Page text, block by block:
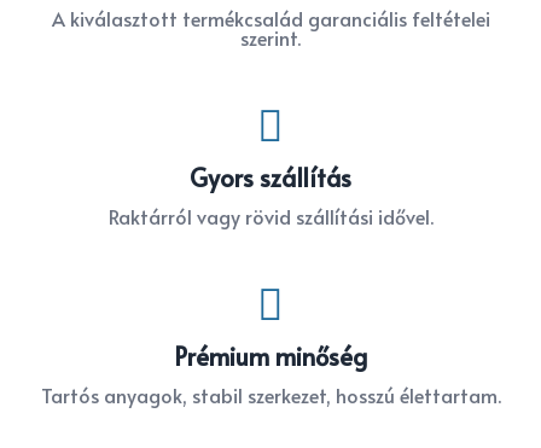
A kiválasztott termékcsalád garanciális feltételei
szerint.

Gyors szállítás
Raktárról vagy rövid szállítási idővel.

Prémium minőség
Tartós anyagok, stabil szerkezet, hosszú élettartam.